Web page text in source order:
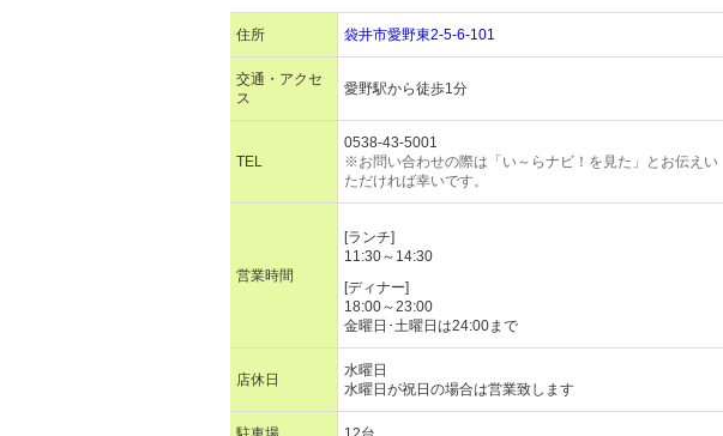
住所 袋井市愛野東2-5-6-101
交通・アクセ
ス
愛野駅から徒歩1分
TEL
0538-43-5001
※お問い合わせの際は「い～らナビ！を見た」とお伝えい
ただければ幸いです。
営業時間
[ランチ]
11:30～14:30
[ディナー]
18:00～23:00
金曜日･土曜日は24:00まで
店休日
水曜日
水曜日が祝日の場合は営業致します